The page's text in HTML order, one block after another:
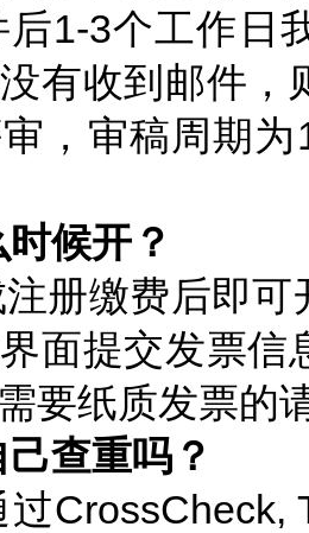
1-3个工作日
有收到邮件，
，审稿周期
候开？
册缴费后即
面提交发票信
要纸质发票的
查重吗？
CrossCheck,